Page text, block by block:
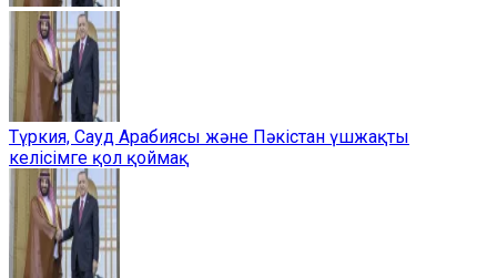
Түркия, Сауд Арабиясы және Пәкістан үшжақты
келісімге қол қоймақ